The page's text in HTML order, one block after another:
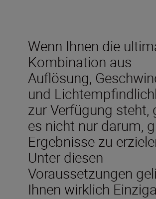
Wenn Ihnen die
Kombination aus
Auflösung,
und
zur Verfügung steht,
es nicht nur darum,
Ergebnisse zu
Unter diesen
Voraussetzungen
Ihnen wirklich